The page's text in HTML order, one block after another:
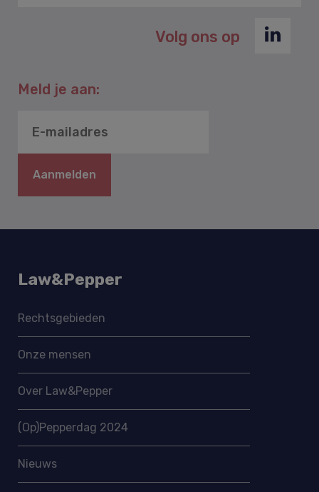
Volg ons op
Meld je aan:
Aanmelden
Law&Pepper
Rechtsgebieden
Onze mensen
Over Law&Pepper
(Op)Pepperdag 2024
Nieuws